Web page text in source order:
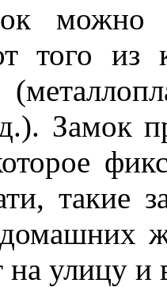
можно
того из
Замок
такие
на улицу